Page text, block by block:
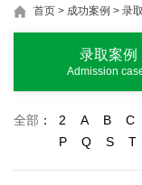
首页 > 成功案例 > 录
录取案例
Admission
全部 ： 2 A B C
P
Q S T